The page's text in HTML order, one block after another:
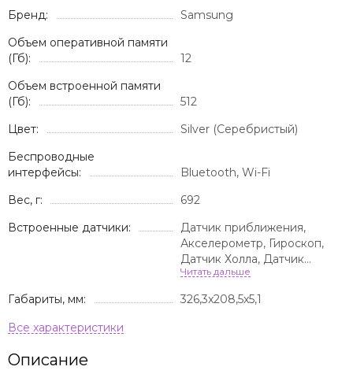
Бренд:
Samsung
Объем оперативной памяти
(Гб):
12
Объем встроенной памяти
(Гб):
512
Цвет:
Silver (Серебристый)
Беспроводные
интерфейсы:
Bluetooth, Wi-Fi
Вес, г:
692
Встроенные датчики:
Датчик приближения,
Акселерометр, Гироскоп,
Датчик Холла, Датчик
освещенности, Компас
Габариты, мм:
326,3x208,5x5,1
Описание